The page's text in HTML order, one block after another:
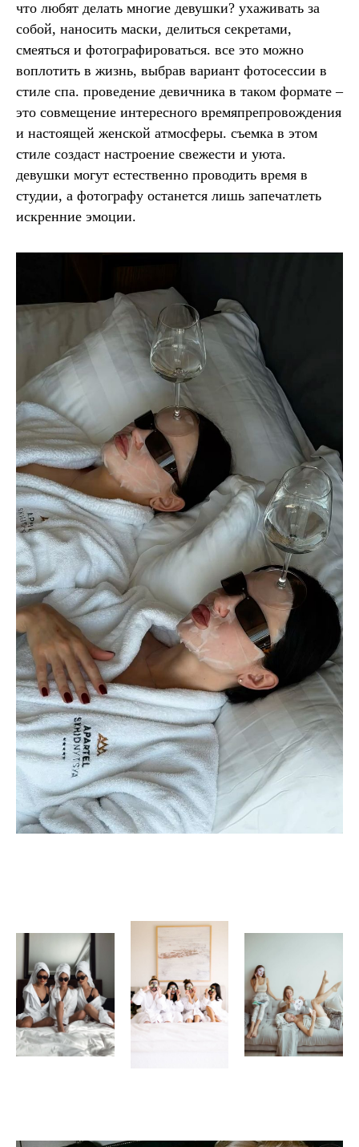
что любят делать многие девушки? ухаживать за
собой, наносить маски, делиться секретами,
смеяться и фотографироваться. все это можно
воплотить в жизнь, выбрав вариант фотосессии в
стиле спа. проведение девичника в таком формате –
это совмещение интересного времяпрепровождения
и настоящей женской атмосферы. съемка в этом
стиле создаст настроение свежести и уюта.
девушки могут естественно проводить время в
студии, а фотографу останется лишь запечатлеть
искренние эмоции.